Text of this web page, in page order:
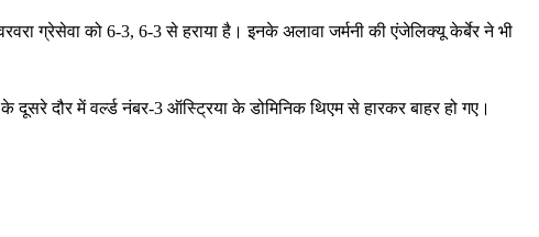
ग्रेसेवा को 6-3, 6-3 से हराया है। इनके अलावा जर्मनी की एंजेलिक्यू केर्बेर ने भी
दौर में वर्ल्ड नंबर-3 ऑस्ट्रिया के डोमिनिक थिएम से हारकर बाहर हो गए।